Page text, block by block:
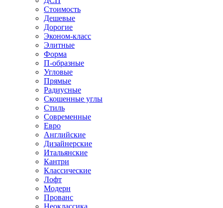
Стоимость
Дешевые
Дорогие
Эконом-класс
Элитные
Форма
П-образные
Угловые
Прямые
Радиусные
Скошенные углы
Стиль
Современные
Евро
Английские
Дизайнерские
Итальянские
Кантри
Классические
Лофт
Модерн
Прованс
Неоклассика